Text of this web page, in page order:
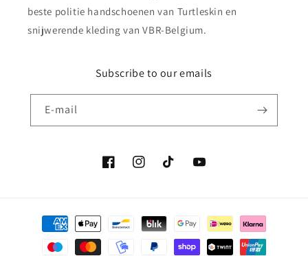
beste politie handschoenen van Turtleskin en
snijwerende kleding van VBR-Belgium.
Subscribe to our emails
E‑mail
FacebookInstagramTikTok YouTube
Betaalmethoden